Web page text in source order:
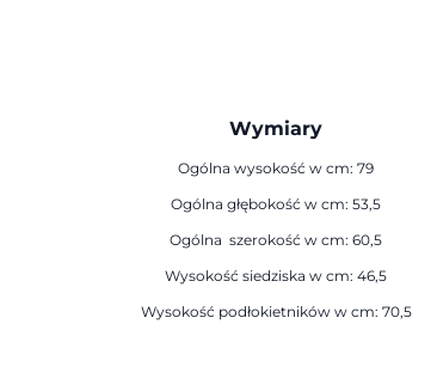
Wymiary
Ogólna wysokość w cm: 79
Ogólna głębokość w cm: 53,5
Ogólna szerokość w cm: 60,5
Wysokość siedziska w cm: 46,5
Wysokość podłokietników w cm: 70,5